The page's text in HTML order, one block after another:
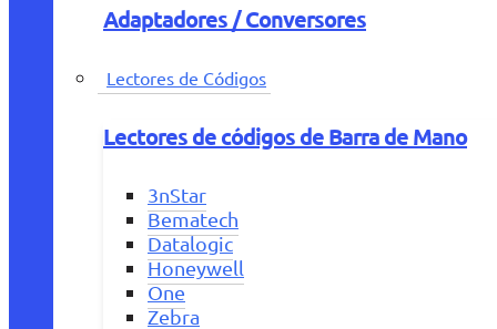
Adaptadores / Conversores
Lectores de Códigos
Lectores de códigos de Barra de Mano
3nStar
Bematech
Datalogic
Honeywell
One
Zebra